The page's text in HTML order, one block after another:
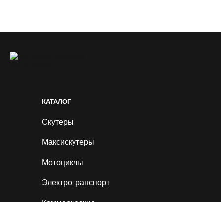
КАТАЛОГ
Скутеры
Максискутеры
Мотоциклы
Электротранспорт